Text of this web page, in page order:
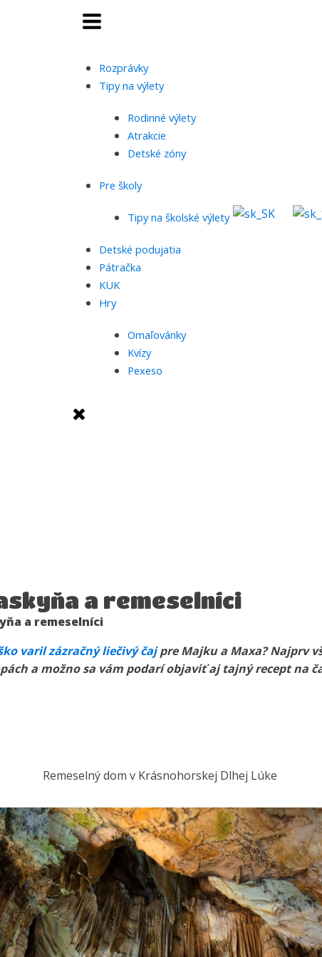
Rozprávky
Tipy na výlety
Rodinné výlety
Atrakcie
Detské zóny
Pre školy
Tipy na školské výlety
Detské podujatia
Pátračka
KUK
Hry
Omaľovánky
Kvízy
Pexeso
a remeselníci
a remeselníci
varil zázračný liečivý čajpre Majku a Maxa? Najprv
a možno sa vám podarí objaviť aj tajný recept na
Remeselný dom v Krásnohorskej Dlhej Lúke